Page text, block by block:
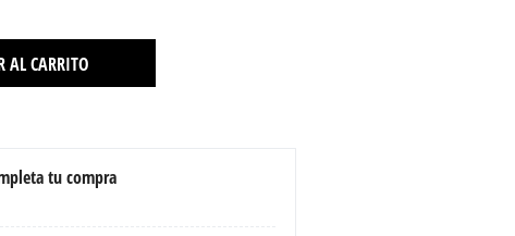
AL CARRITO
tu compra